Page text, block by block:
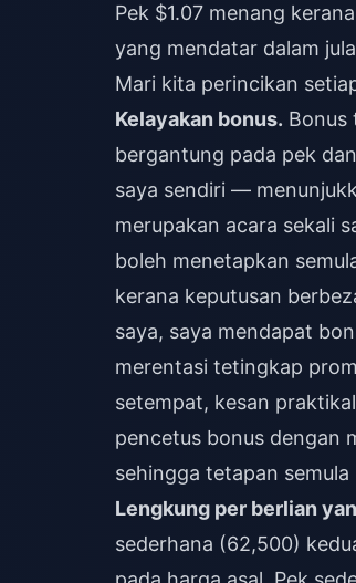
Pek $1.07 menang
yang mendatar dalam
Mari kita perincikan
Kelayakan bonus. Bonus
bergantung pada pek
saya sendiri —
merupakan acara sekali
boleh menetapkan
kerana keputusan
saya, saya mendapat
merentasi tetingkap
setempat, kesan
pencetus bonus dengan
sehingga tetapan semula
Lengkung per berlian
sederhana (62,500)